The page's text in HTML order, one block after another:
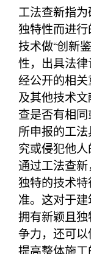
工法查新指
独特性而进
技术做“创新
性，出具法
经公开的相
及其他技术
查是否有相
所申报的工
究或侵犯他人
通过工法查
独特的技术
准。这对于
拥有新颖且
争力，还可
提高整体施工